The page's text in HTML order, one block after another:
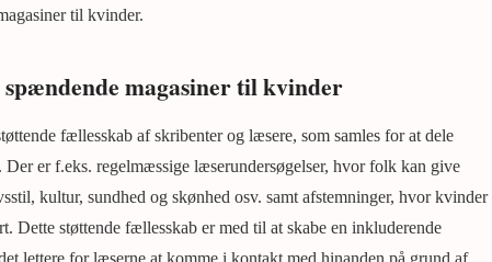
til kvinder.
magasiner til kvinder
fællesskab af skribenter og læsere, som samles for at dele
er f.eks. regelmæssige læserundersøgelser, hvor folk kan give
kultur, sundhed og skønhed osv. samt afstemninger, hvor kvinder
Dette støttende fællesskab er med til at skabe en inkluderende
lettere for læserne at komme i kontakt med hinanden på grund af